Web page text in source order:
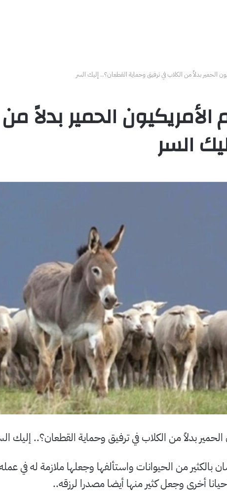
الحمير بدلاً من الكلاب في ترفيق وحماية القطعان؟.. إليك السر
الأمريكيون الحمير
السر
الحمير بدلاً من الكلاب في ترفيق وحماية القطعان؟.. إليك
بالكثير من الحيوانات واستألفها وجعلها ملازمة له في عمله
أخرى وجعل كثير منها أيضا مصدرا لرزقه..